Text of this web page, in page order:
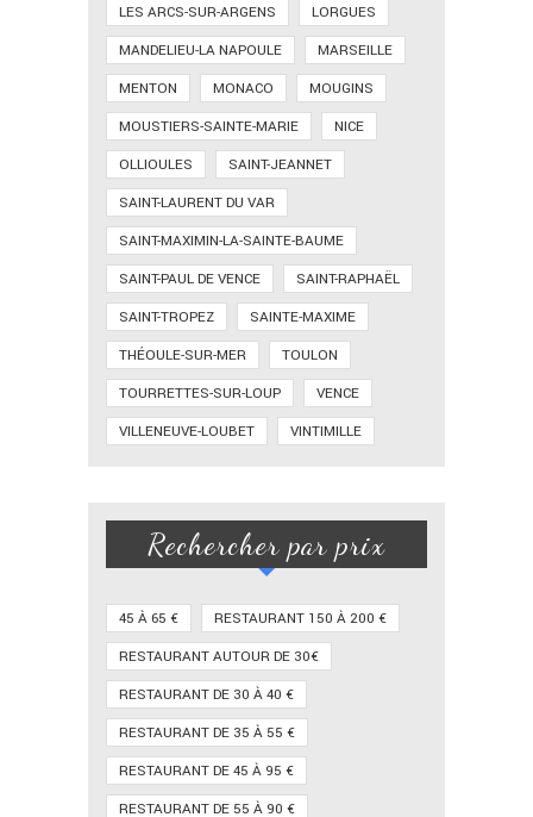
LES ARCS-SUR-ARGENS
LORGUES
MANDELIEU-LA NAPOULE
MARSEILLE
MENTON
MONACO
MOUGINS
MOUSTIERS-SAINTE-MARIE
NICE
OLLIOULES
SAINT-JEANNET
SAINT-LAURENT DU VAR
SAINT-MAXIMIN-LA-SAINTE-BAUME
SAINT-PAUL DE VENCE
SAINT-RAPHAËL
SAINT-TROPEZ
SAINTE-MAXIME
THÉOULE-SUR-MER
TOULON
TOURRETTES-SUR-LOUP
VENCE
VILLENEUVE-LOUBET
VINTIMILLE
Rechercher par prix
45 À 65 €
RESTAURANT 150 À 200 €
RESTAURANT AUTOUR DE 30€
RESTAURANT DE 30 À 40 €
RESTAURANT DE 35 À 55 €
RESTAURANT DE 45 À 95 €
RESTAURANT DE 55 À 90 €